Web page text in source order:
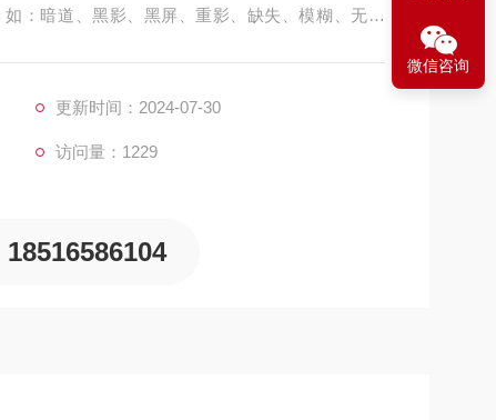
：暗道、黑影、黑屏、重影、缺失、模糊、无图
更新时间：2024-07-30
访问量：1229
18516586104
微信咨询